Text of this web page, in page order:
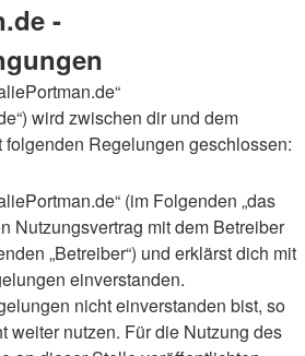
-
wird zwischen dir und dem
folgenden Regelungen geschlossen:
(im Folgenden „das
Nutzungsvertrag mit dem Betreiber
„Betreiber“) und erklärst dich mit
einverstanden.
nicht einverstanden bist, so
weiter nutzen. Für die Nutzung des